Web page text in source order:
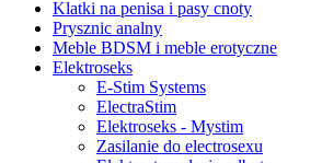
Klatki na penisa i pasy cnoty
Prysznic analny
Meble BDSM i meble erotyczne
Elektroseks
E-Stim Systems
ElectraStim
Elektroseks - Mystim
Zasilanie do electrosexu